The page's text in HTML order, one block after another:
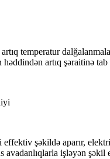
temperatur
artıq şəraitinə
şəkildə aparır,
avadanlıqlarla işləyən